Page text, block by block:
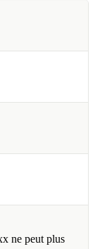
ne peut plus